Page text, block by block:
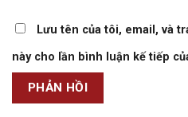
Lưu tên của tôi, email, và
này cho lần bình luận kế tiếp